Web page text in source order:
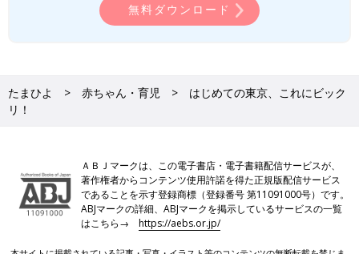
無料ダウンロード
たまひよ 赤ちゃん・育児
はじめての東京、これにビック
リ！
ＡＢＪマークは、この電子書店・電子書籍配信サービスが、
著作権者からコンテンツ使用許諾を得た正規版配信サービス
であることを示す登録商標（登録番号 第11091000号）です。
ABJマークの詳細、ABJマークを掲示しているサービスの一覧
はこちら→https://aebs.or.jp/